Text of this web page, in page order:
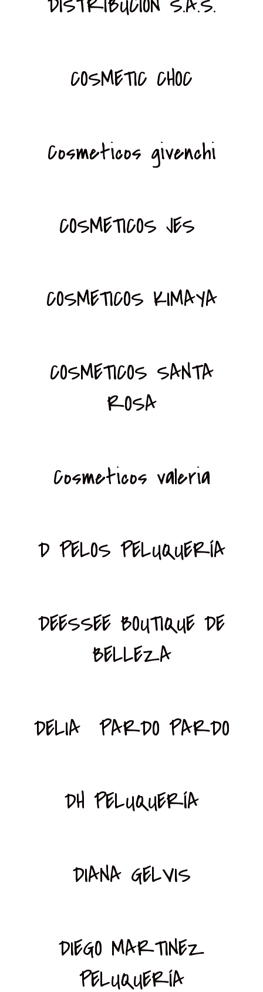
COSMETIC CHOC
Cosmeticos givenchi
COSMETICOS JES
COSMETICOS KIMAYA
COSMETICOS SANTA
ROSA
Cosmeticos valeria
D PELOS PELUQUERÍA
DEESSEE BOUTIQUE DE
BELLEZA
DELIA PARDO PARDO
DH PELUQUERÍA
DIANA GELVIS
DIEGO MARTINEZ
PELUQUERÍA